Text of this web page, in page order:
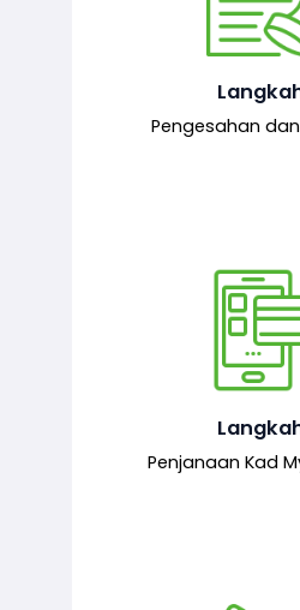
Pengesahan
Pegawai pelulus
dan memberi
kelulusan akhir
mematuhi syarat
Penjanaan Kad
Setelah permohonan
MyRadha’ah